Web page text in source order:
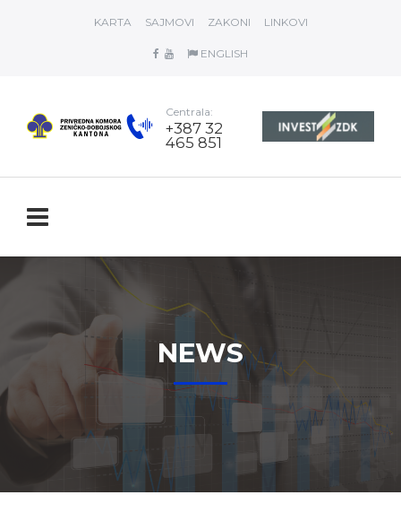
KARTA SAJMOVI ZAKONI LINKOVI
ENGLISH
Centrala:
+387 32
465 851
NEWS